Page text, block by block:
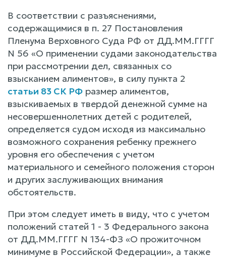
В соответствии с разъяснениями,
содержащимися в п. 27 Постановления
Пленума Верховного Суда РФ от ДД.ММ.ГГГГ
N 56 «О применении судами законодательства
при рассмотрении дел, связанных со
взысканием алиментов», в силу пункта 2
статьи 83 СК РФ размер алиментов,
взыскиваемых в твердой денежной сумме на
несовершеннолетних детей с родителей,
определяется судом исходя из максимально
возможного сохранения ребенку прежнего
уровня его обеспечения с учетом
материального и семейного положения сторон
и других заслуживающих внимания
обстоятельств.
При этом следует иметь в виду, что с учетом
положений статей 1 - 3 Федерального закона
от ДД.ММ.ГГГГ N 134-ФЗ «О прожиточном
минимуме в Российской Федерации», а также